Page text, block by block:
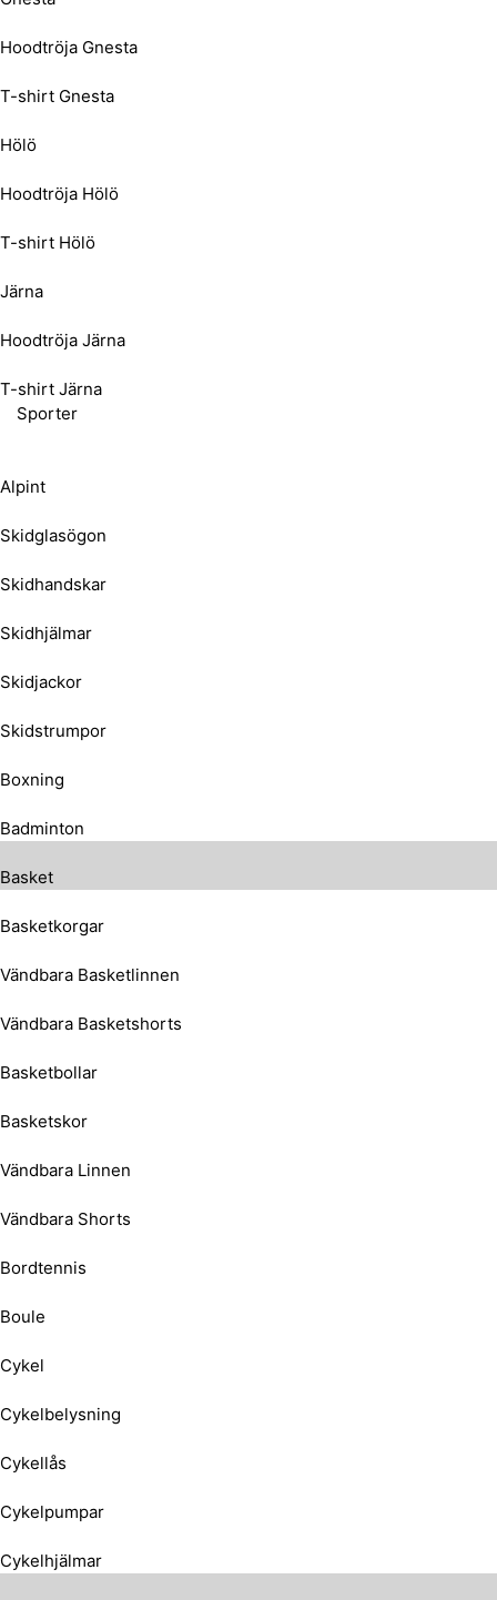
Hoodtröja Gnesta
T-shirt Gnesta
Hölö
Hoodtröja Hölö
T-shirt Hölö
Järna
Hoodtröja Järna
T-shirt Järna
Sporter
Alpint
Skidglasögon
Skidhandskar
Skidhjälmar
Skidjackor
Skidstrumpor
Boxning
Badminton
Basket
Basketkorgar
Vändbara Basketlinnen
Vändbara Basketshorts
Basketbollar
Basketskor
Vändbara Linnen
Vändbara Shorts
Bordtennis
Boule
Cykel
Cykelbelysning
Cykellås
Cykelpumpar
Cykelhjälmar